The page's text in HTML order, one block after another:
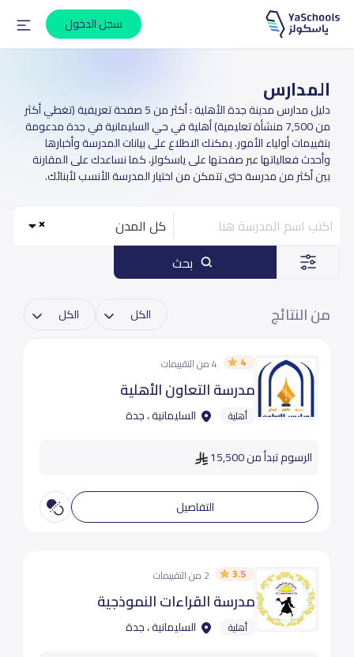
سجل الدخول
المدارس
دليل مدارس مدينة جدة الأهلية : أكثر من 5 صفحة تعريفية (تغطي أكثر
من 7,500 منشأة تعليمية) أهلية في حي السليمانية في جدة مدعومة
بتقييمات أولياء الأمور. يمكنك الاطلاع على بيانات المدرسة وأخبارها
وأحدث فعالياتها عبر صفحتها على ياسكولز، كما نساعدك على المقارنة
بين أكثر من مدرسة حتى تتمكن من اختيار المدرسة الأنسب لأبنائك.
كل المدن
من النتائج
4 4 من التقييمات
مدرسة التعاون الأهلية
أهلية السليمانية ، جدة
الرسوم تبدأ من 15,500
التفاصيل
3.5 2 من التقييمات
مدرسة القراءات النموذجية
أهلية السليمانية ، جدة